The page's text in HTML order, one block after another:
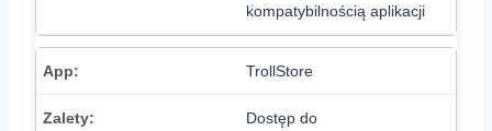
kompatybilnością aplikacji
TrollStore
Dostęp do